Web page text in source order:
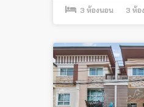
3 ห้องนอน 3 ห้อ